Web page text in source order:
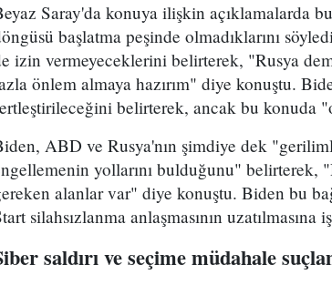
Saray'da konuya ilişkin açıklamalarda
başlatma peşinde olmadıklarını
izin vermeyeceklerini belirterek, "Rusya
önlem almaya hazırım" diye konuştu.
belirterek, ancak bu konuda
ABD ve Rusya'nın şimdiye dek
yollarını bulduğunu" belirterek,
alanlar var" diye konuştu. Biden bu
silahsızlanma anlaşmasının uzatılmasına
saldırı ve seçime müdahale